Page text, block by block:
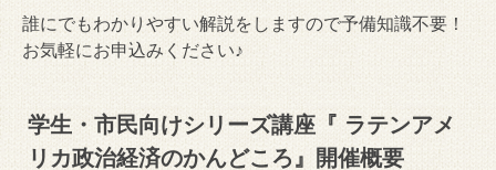
誰にでもわかりやすい解説をしますので予備知識不要！
お気軽にお申込みください♪
学生・市民向けシリーズ講座『 ラテンアメ
リカ政治経済のかんどころ』開催概要